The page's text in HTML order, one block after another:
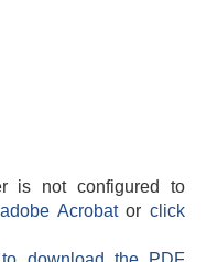
is not configured to
Acrobatorclick